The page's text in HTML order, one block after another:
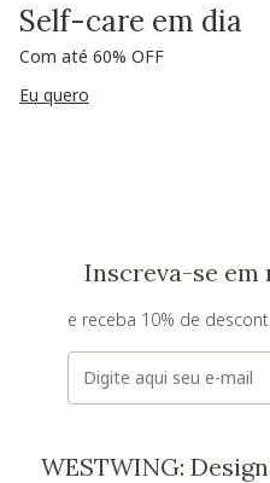
Self-care em dia
Com até 60% OFF
Eu quero
Inscreva-se em
e receba 10% de
E-mail
WESTWING: